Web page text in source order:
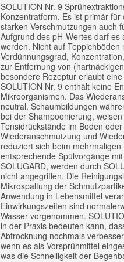
SOLUTION Nr. 9
Konzentratform. Es ist primär
starken Verschmutzungen auch
Aufgrund des pH-Wertes darf
werden. Nicht auf
Verdünnungsgrad,
zur Entfernung von
besondere Rezeptur erlaubt
SOLUTION Nr. 9 enthält keine
Mikroorganismen. Das
neutral. Schaumbildungen
bei der Shampoonierung,
Tensidrückstände im Boden
Wiederanschmutzung und
reduziert sich beim
entsprechende Spülvorgänge
SOLUGARD, werden durch
nicht angegriffen. Die
Mikrospaltung der
Anwendung in Lebensmittel
Einwirkungszeiten sind
Wasser vorgenommen.
in der Praxis bedeuten kann,
Abtrocknung nochmals
wenn es als Vorsprühmittel
was die Schnelligkeit der